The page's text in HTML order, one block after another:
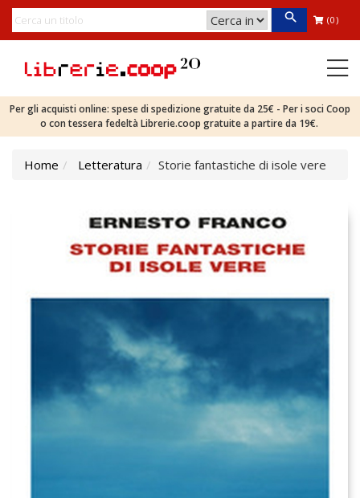
(0)
Per gli acquisti online: spese di spedizione gratuite da 25€ - Per i soci Coop
o con tessera fedeltà Librerie.coop gratuite a partire da 19€.
Home Letteratura Storie fantastiche di isole vere